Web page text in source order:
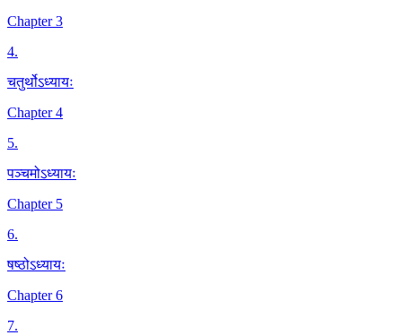
Chapter 3
4.
चतुर्थोऽध्यायः
Chapter 4
5.
पञ्चमोऽध्यायः
Chapter 5
6.
षष्ठोऽध्यायः
Chapter 6
7.